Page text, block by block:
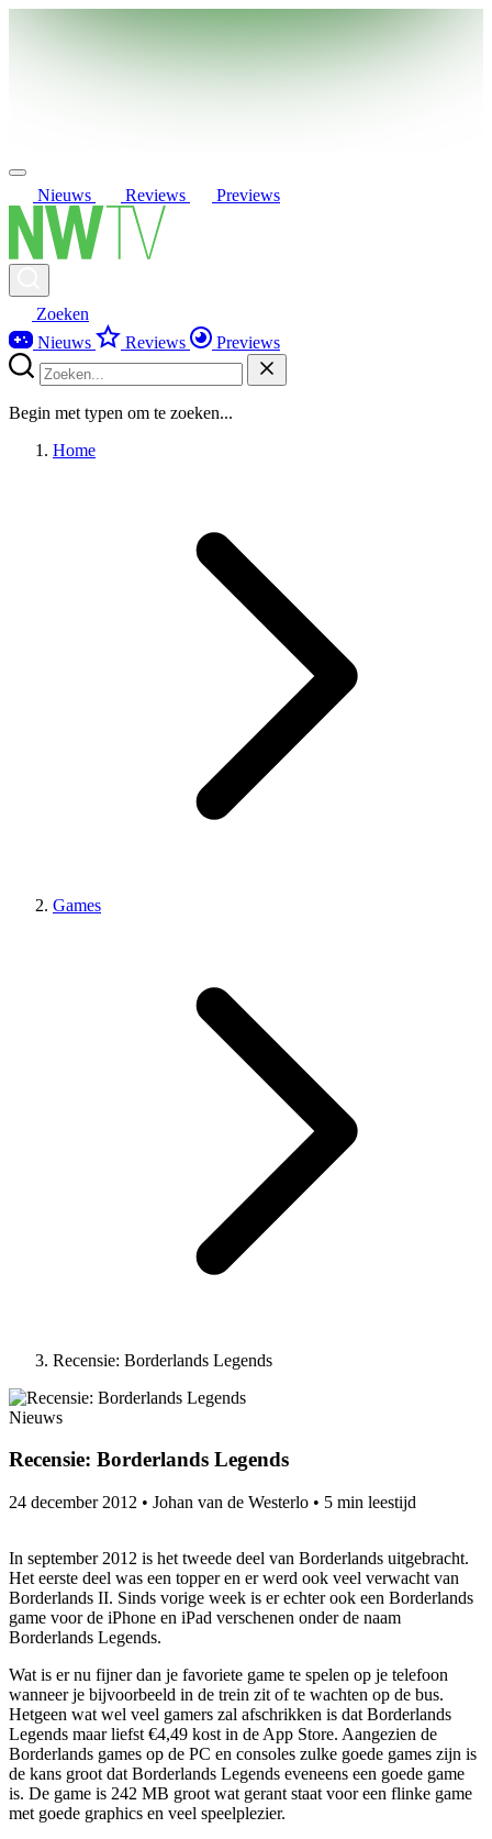
Nieuws Reviews Previews
Zoeken
Nieuws
Reviews Previews
Begin met typen om te zoeken...
Home
Games
Recensie: Borderlands Legends
Nieuws
Recensie: Borderlands Legends
24 december 2012 • Johan van de Westerlo • 5 min leestijd
In september 2012 is het tweede deel van Borderlands uitgebracht.
Het eerste deel was een topper en er werd ook veel verwacht van
Borderlands II. Sinds vorige week is er echter ook een Borderlands
game voor de iPhone en iPad verschenen onder de naam
Borderlands Legends.
Wat is er nu fijner dan je favoriete game te spelen op je telefoon
wanneer je bijvoorbeeld in de trein zit of te wachten op de bus.
Hetgeen wat wel veel gamers zal afschrikken is dat Borderlands
Legends maar liefst €4,49 kost in de App Store. Aangezien de
Borderlands games op de PC en consoles zulke goede games zijn is
de kans groot dat Borderlands Legends eveneens een goede game
is. De game is 242 MB groot wat gerant staat voor een flinke game
met goede graphics en veel speelplezier.